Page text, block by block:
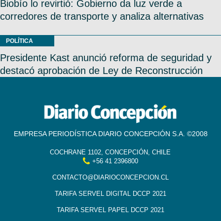
Biobío lo revirtió: Gobierno da luz verde a
corredores de transporte y analiza alternativas
POLÍTICA
Presidente Kast anunció reforma de seguridad y
destacó aprobación de Ley de Reconstrucción
EMPRESA PERIODÍSTICA DIARIO CONCEPCIÓN S.A. ©2008
COCHRANE 1102, CONCEPCIÓN, CHILE
+56 41 2396800
CONTACTO@DIARIOCONCEPCION.CL
TARIFA SERVEL DIGITAL DCCP 2021
TARIFA SERVEL PAPEL DCCP 2021